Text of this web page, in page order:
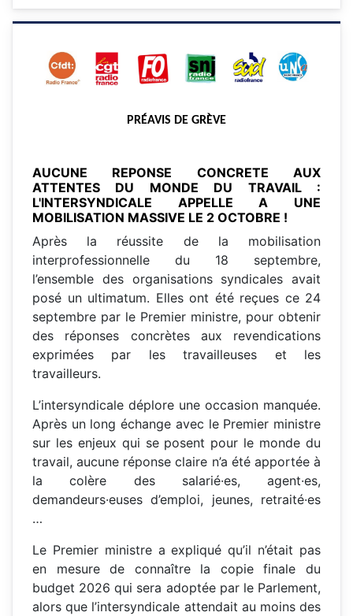
PRÉAVIS DE GRÈVE
AUCUNE REPONSE CONCRETE AUX
ATTENTES DU MONDE DU TRAVAIL :
L'INTERSYNDICALE APPELLE A UNE
MOBILISATION MASSIVE LE 2 OCTOBRE !
Après la réussite de la mobilisation
interprofessionnelle du 18 septembre,
l’ensemble des organisations syndicales avait
posé un ultimatum. Elles ont été reçues ce 24
septembre par le Premier ministre, pour obtenir
des réponses concrètes aux revendications
exprimées par les travailleuses et les
travailleurs.
L’intersyndicale déplore une occasion manquée.
Après un long échange avec le Premier ministre
sur les enjeux qui se posent pour le monde du
travail, aucune réponse claire n’a été apportée à
la colère des salarié·es, agent·es,
demandeurs·euses d’emploi, jeunes, retraité·es
…
Le Premier ministre a expliqué qu’il n’était pas
en mesure de connaître la copie finale du
budget 2026 qui sera adoptée par le Parlement,
alors que l’intersyndicale attendait au moins des